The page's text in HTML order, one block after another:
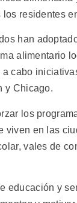
residentes
han
alimentario
cabo
y Chicago.
los
viven en las
vales de
educación y